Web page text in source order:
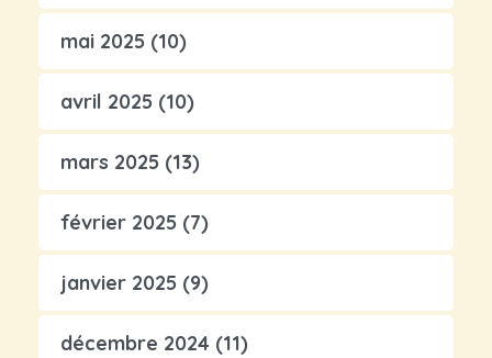
mai 2025 (10)
avril 2025 (10)
mars 2025 (13)
février 2025 (7)
janvier 2025 (9)
décembre 2024 (11)